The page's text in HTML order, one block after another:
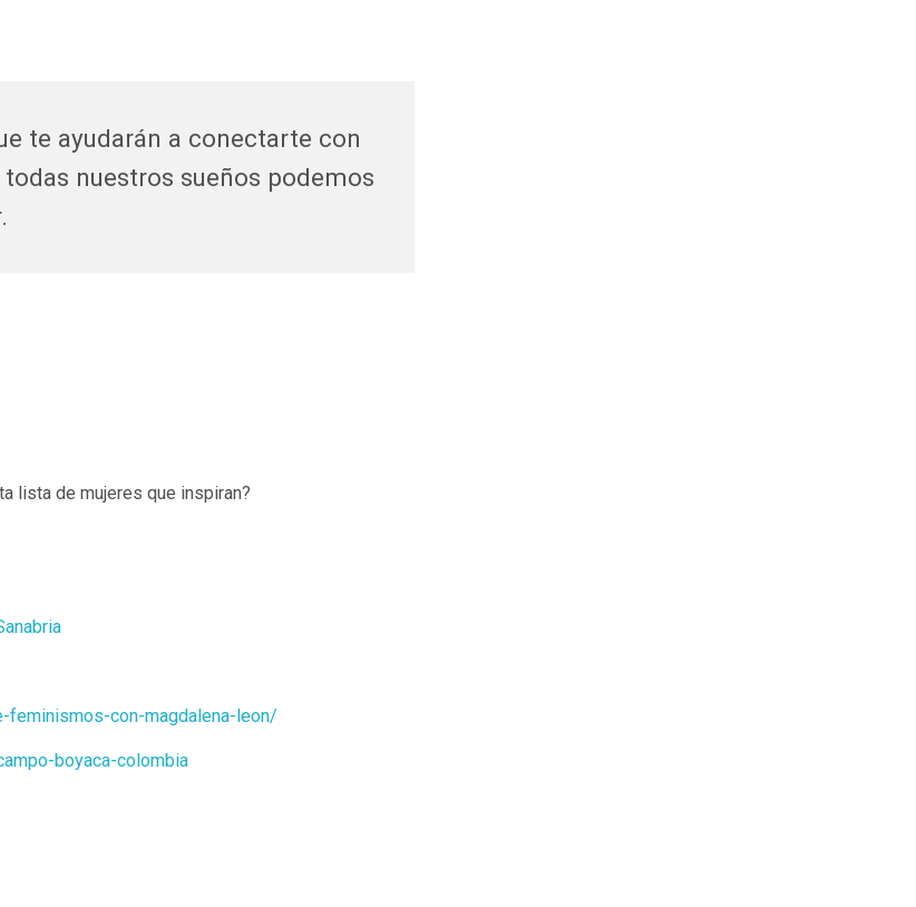
te ayudarán a conectarte con
nuestros sueños podemos
lista de mujeres que inspiran?
feminismos-con-magdalena-leon/
boyaca-colombia